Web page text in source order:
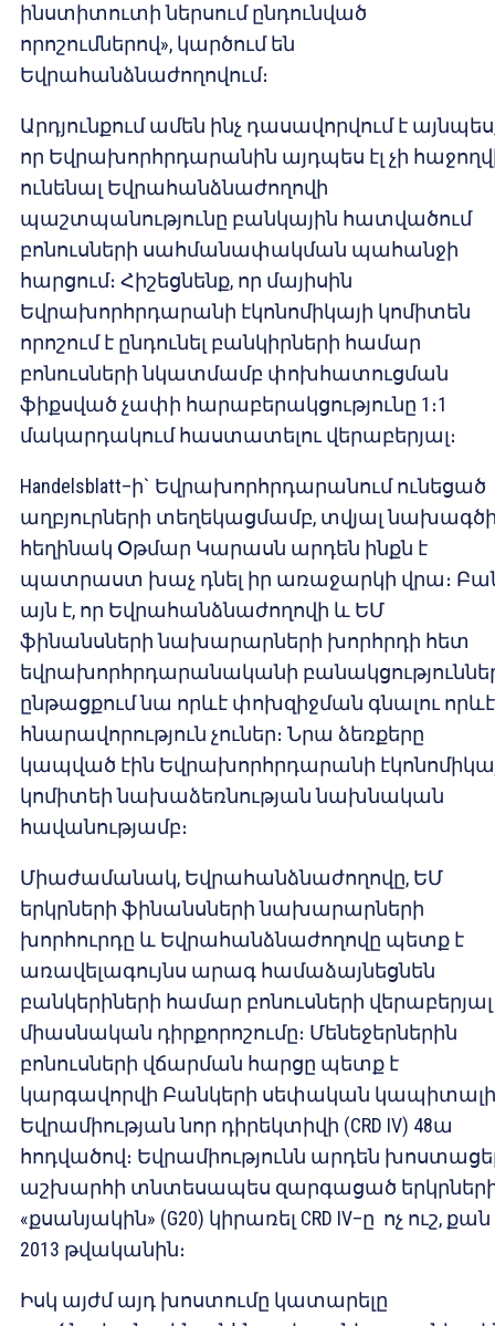
ինստիտուտի ներսում ընդունված
որոշումներով», կարծում են
Եվրահանձնաժողովում։
Արդյունքում ամեն ինչ դասավորվում է
որ Եվրախորհրդարանին այդպես էլ չի
ունենալ Եվրահանձնաժողովի
պաշտպանությունը բանկային հատվածում
բոնուսների սահմանափակման պահանջի
հարցում։ Հիշեցնենք, որ մայիսին
Եվրախորհրդարանի էկոնոմիկայի կոմիտեն
որոշում է ընդունել բանկիրների համար
բոնուսների նկատմամբ փոխհատուցման
ֆիքսված չափի հարաբերակցությունը 1։1
մակարդակում հաստատելու վերաբերյալ։
Handelsblatt–ի` Եվրախորհրդարանում ունեցած
աղբյուրների տեղեկացմամբ, տվյալ
հեղինակ Օթմար Կարասն արդեն ինքն է
պատրաստ խաչ դնել իր առաջարկի վրա։
այն է, որ Եվրահանձնաժողովի և ԵՄ
ֆինանսների նախարարների խորհրդի հետ
եվրախորհրդարանականի
ընթացքում նա որևէ փոխզիջման գնալու որևէ
հնարավորություն չուներ։ Նրա ձեռքերը
կապված էին Եվրախորհրդարանի
կոմիտեի նախաձեռնության նախնական
հավանությամբ։
Միաժամանակ, Եվրահանձնաժողովը, ԵՄ
երկրների ֆինանսների նախարարների
խորհուրդը և Եվրահանձնաժողովը պետք է
առավելագույնս արագ համաձայնեցնեն
բանկերիների համար բոնուսների վերաբերյալ
միասնական դիրքորոշումը։ Մենեջերներին
բոնուսների վճարման հարցը պետք է
կարգավորվի Բանկերի սեփական կապիտալի
Եվրամիության նոր դիրեկտիվի (CRD IV) 48ա
հոդվածով։ Եվրամիությունն արդեն
աշխարհի տնտեսապես զարգացած
«քսանյակին» (G20) կիրառել CRD IV–ը ոչ ուշ, քան
2013 թվականին։
Իսկ այժմ այդ խոստումը կատարելը